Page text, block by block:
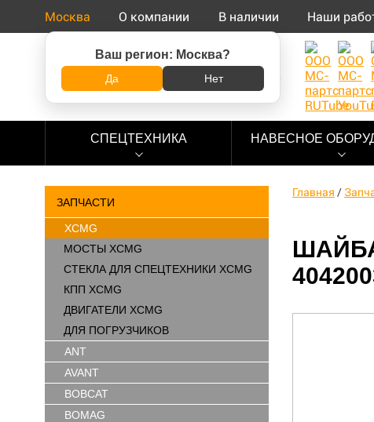
Москва
Ваш регион: Москва?
Да Нет
О компании В наличии Наши
8 (800) 500-73-92
СПЕЦТЕХНИКА НАВЕСНОЕ
ЗАПЧАСТИ
XCMG
МОСТЫ XCMG
СТЕКЛА ДЛЯ СПЕЦТЕХНИКИ XCMG
КПП XCMG
ДВИГАТЕЛИ XCMG
ДЛЯ ПОГРУЗЧИКОВ
ANT
AVANT
BOBCAT
BOMAG
Главная /